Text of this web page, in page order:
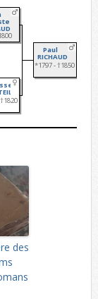
Paul
RICHAUD
*1797 - †1850
des